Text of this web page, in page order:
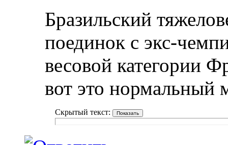
Бразильский
поединок с экс-
весовой категории
вот это нормальный
Скрытый текст: